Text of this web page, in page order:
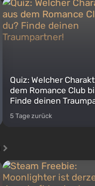
Quiz: Welcher
dem Romance Club
Finde deinen
5 Tage zurück